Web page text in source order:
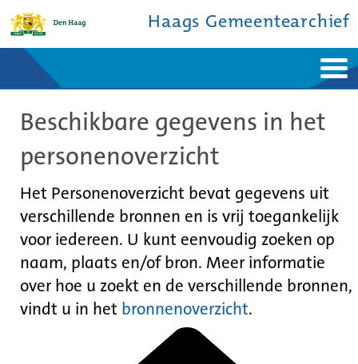
Haags Gemeentearchief
Ontdek de stad
De studiezaal
Bronnen en collecties
Contact
Beschikbare gegevens in het
personenoverzicht
Het Personenoverzicht bevat gegevens uit
verschillende bronnen en is vrij toegankelijk
voor iedereen. U kunt eenvoudig zoeken op
naam, plaats en/of bron. Meer informatie
over hoe u zoekt en de verschillende bronnen,
vindt u in het bronnenoverzicht.